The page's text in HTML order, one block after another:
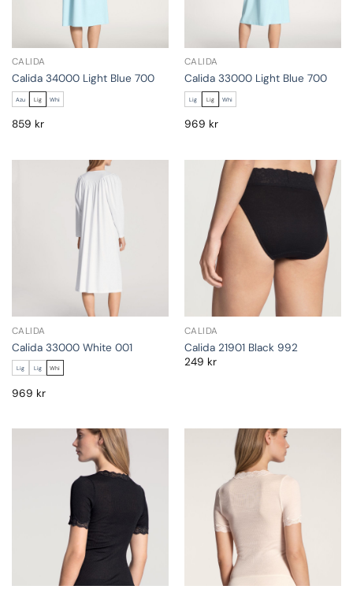
CALIDA
Calida 34000 Light Blue 700
Azu Lig Whi
859 kr
CALIDA
Calida 33000 Light Blue 700
Lig Lig Whi
969 kr
CALIDA
Calida 33000 White 001
Lig Lig Whi
969 kr
CALIDA
Calida 21901 Black 992
249 kr